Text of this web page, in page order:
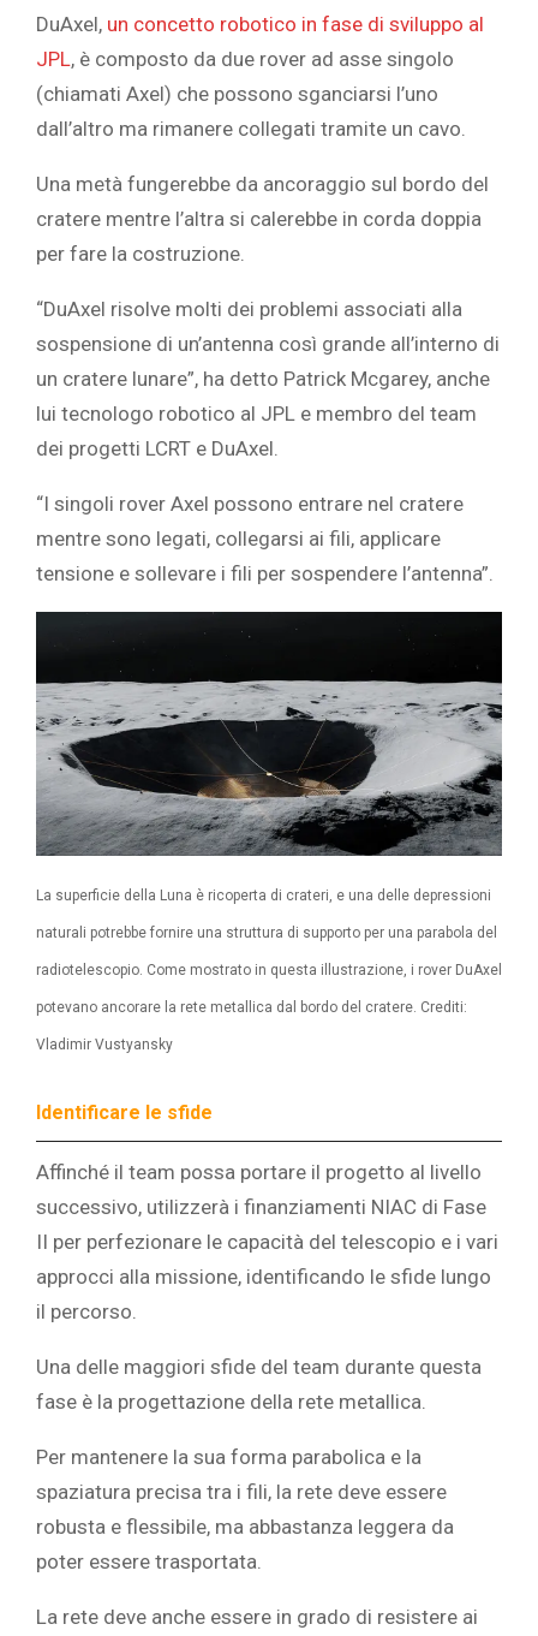
DuAxel, un concetto robotico in fase di sviluppo al
JPL, è composto da due rover ad asse singolo
(chiamati Axel) che possono sganciarsi l’uno
dall’altro ma rimanere collegati tramite un cavo.
Una metà fungerebbe da ancoraggio sul bordo del
cratere mentre l’altra si calerebbe in corda doppia
per fare la costruzione.
“DuAxel risolve molti dei problemi associati alla
sospensione di un’antenna così grande all’interno di
un cratere lunare”, ha detto Patrick Mcgarey, anche
lui tecnologo robotico al JPL e membro del team
dei progetti LCRT e DuAxel.
“I singoli rover Axel possono entrare nel cratere
mentre sono legati, collegarsi ai fili, applicare
tensione e sollevare i fili per sospendere l’antenna”.
La superficie della Luna è ricoperta di crateri, e una delle depressioni
naturali potrebbe fornire una struttura di supporto per una parabola del
radiotelescopio. Come mostrato in questa illustrazione, i rover DuAxel
potevano ancorare la rete metallica dal bordo del cratere. Crediti:
Vladimir Vustyansky
Identificare le sfide
Affinché il team possa portare il progetto al livello
successivo, utilizzerà i finanziamenti NIAC di Fase
II per perfezionare le capacità del telescopio e i vari
approcci alla missione, identificando le sfide lungo
il percorso.
Una delle maggiori sfide del team durante questa
fase è la progettazione della rete metallica.
Per mantenere la sua forma parabolica e la
spaziatura precisa tra i fili, la rete deve essere
robusta e flessibile, ma abbastanza leggera da
poter essere trasportata.
La rete deve anche essere in grado di resistere ai